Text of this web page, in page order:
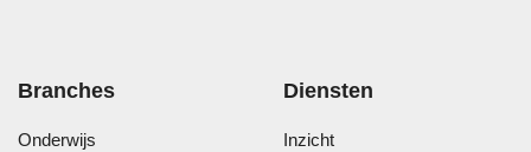
Branches
Onderwijs
Diensten
Inzicht